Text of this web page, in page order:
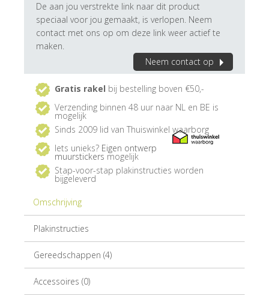
De aan jou verstrekte link naar dit product
speciaal voor jou gemaakt, is verlopen. Neem
contact met ons op om deze link weer actief te
maken.
Neem contact op
Gratis rakel bij bestelling boven €50,-
Verzending binnen 48 uur naar NL en BE is
mogelijk
Sinds 2009 lid van Thuiswinkel waarborg
Iets unieks? Eigen ontwerp
muurstickers mogelijk
Stap-voor-stap plakinstructies worden
bijgeleverd
Omschrijving
Plakinstructies
Gereedschappen (4)
Accessoires (0)